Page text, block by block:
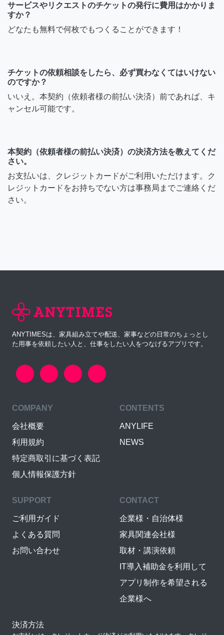
サービスやリクエストのチケットの発行に費用はかかりま
すか？
どなたも無料で何枚でもつくることができます！
チケットの依頼相談をしたら、必ず買わなくてはいけない
のですか？
いいえ。本契約（依頼者様の前払い決済）前であれば、キ
ャンセル可能です。
本契約（依頼者様の前払い決済）の決済方法を教えてくだ
さい。
お支払いは、クレジットカードがご利用いただけます。ク
レジットカードをお持ちでない方は事務局までご連絡くだ
さい。
ANYTIMESは、家具組み立てや配送、家事などの日常のちょっとし
た用事を依頼したい人と、仕事をしたい人をつなげるアプリです。
COMPANY
会社概要
利用規約
特定商取引に基づく表記
個人情報保護方針
CONTENTS
ANYLIFE
NEWS
SUPPORT
ご利用ガイド
よくある質問
お問い合わせ
CONTACT
企業様・自治体様
家具関連会社様
取材・講演依頼
IT導入補助金を利用して
アプリ制作を希望される
企業様へ
決済方法